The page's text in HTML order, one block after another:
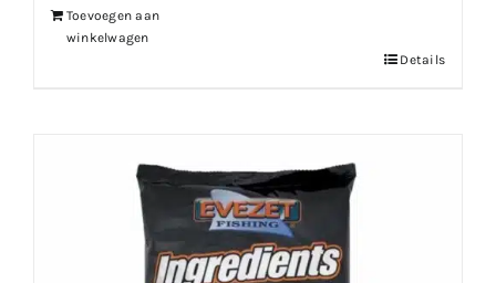
Toevoegen aan
winkelwagen
Details